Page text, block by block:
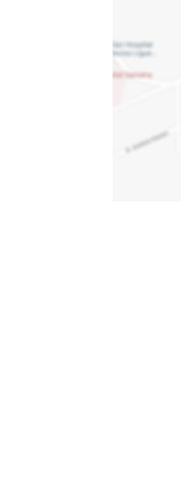
pista
duas